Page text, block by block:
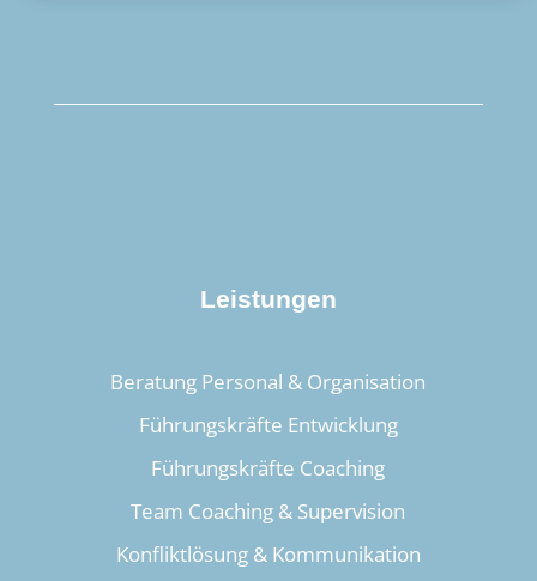
Leistungen
Beratung Personal & Organisation
Führungskräfte Entwicklung
Führungskräfte Coaching
Team Coaching & Supervision
Konfliktlösung & Kommunikation